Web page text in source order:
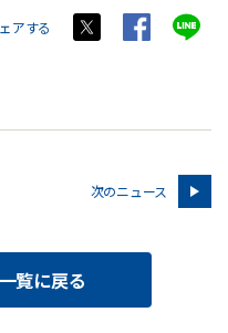
アする
次のニュース
覧に戻る